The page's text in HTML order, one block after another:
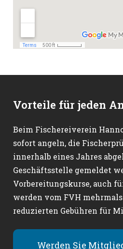
Vorteile für jeden
Beim Fischereiverein
sofort angeln, die
innerhalb eines Jahres
Geschäftsstelle gemeldet
Vorbereitungskurse, auch
werden vom FVH
reduzierten Gebühren für
Werden Sie